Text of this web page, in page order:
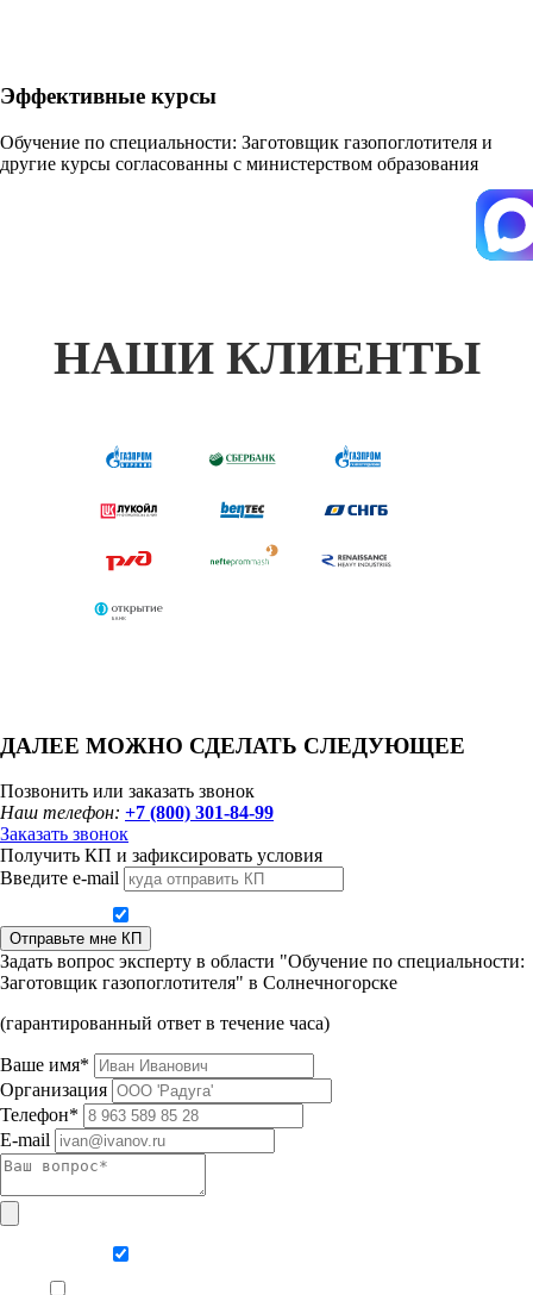
Эффективные курсы
Обучение по специальности: Заготовщик газопоглотителя и
другие курсы согласованны с министерством образования
НАШИ КЛИЕНТЫ
ДАЛЕЕ МОЖНО СДЕЛАТЬ СЛЕДУЮЩЕЕ
Позвонить или заказать звонок
Наш телефон: +7 (800) 301-84-99
Заказать звонок
Получить КП и зафиксировать условия
Введите e-mail
Отправьте мне КП
Задать вопрос эксперту в области "Обучение по специальности:
Заготовщик газопоглотителя" в Солнечногорске
(гарантированный ответ в течение часа)
Ваше имя*
Организация
Телефон*
E-mail